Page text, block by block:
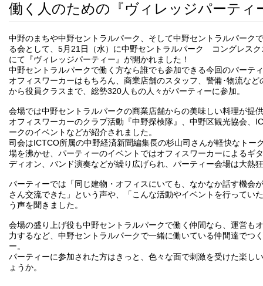
働く人のための『ヴィレッジパーティ
中野のまちや中野セントラルパーク、そして中野セントラルパーク
る会として、5月21日（水）に中野セントラルパーク コングレスク
にて『ヴィレッジパーティー』が開かれました！
中野セントラルパークで働く方なら誰でも参加できる今回のパーテ
オフィスワーカーはもちろん、商業店舗のスタッフ、警備･物流など
から役員クラスまで、総勢320人 もの人々がパーティーに参加。
会場では中野セントラルパークの商業店舗からの美味しい料理が提
オフィスワーカーのクラブ活動『中野探検隊』、中野区観光協会、
ークのイベントなどが紹介されま した。
司会はICTCO所属の中野経済新聞編集長の杉山司さんが軽快な トー
場を沸かせ、パーティーのイベン トではオフィスワーカーによるギ
ディ オン、バンド演奏などが繰り広げられ、パーティー会場は大熱
パーティーでは「同じ建物・オフィスにいても、なかなか話す機会
さん交流できた」という声や、「こんな活動やイベントを行ってい
う声を聞きました。
会場の盛り上げ役も中野セントラルパークで働く仲間なら、運営も
力するなど、中野セントラルパークで一緒に働いている仲間達でつ
ー。
パーティーに参加された方はきっと、色々な面で刺激を受けた楽し
ょうか。